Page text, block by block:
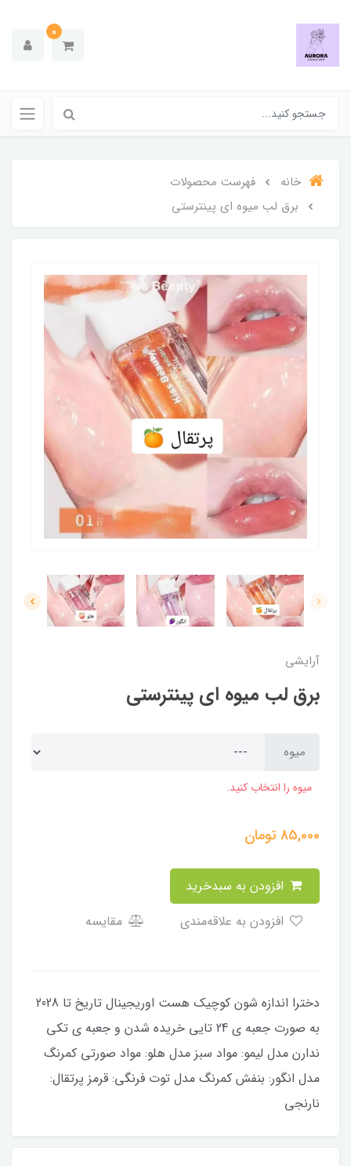
0
خانه
فهرست محصولات
برق لب میوه ای پینترستی
آرایشی
برق لب میوه ای پینترستی
میوه
میوه را انتخاب کنید.
85,000تومان
مقایسه
دخترا اندازه شون کوچیک هست اوریجینال تاریخ تا 2028
به صورت جعبه ی 24 تایی خریده شدن و جعبه ی تکی
ندارن مدل لیمو: مواد سبز مدل هلو: مواد صورتی کمرنگ
مدل انگور: بنفش کمرنگ مدل توت فرنگی: قرمز پرتقال:
نارنجی